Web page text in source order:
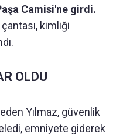
Camisi'ne girdi.
çantası, kimliği
OLDU
eden Yılmaz, güvenlik
emniyete giderek